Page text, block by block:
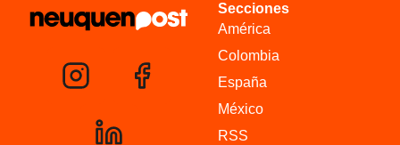
Secciones
América
Colombia
España
México
RSS